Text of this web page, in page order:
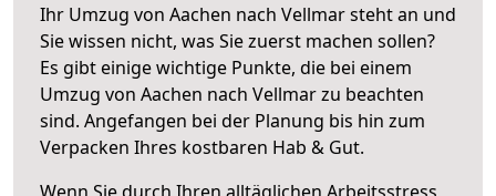
Ihr Umzug von Aachen nach Vellmar steht an und
Sie wissen nicht, was Sie zuerst machen sollen?
Es gibt einige wichtige Punkte, die bei einem
Umzug von Aachen nach Vellmar zu beachten
sind. Angefangen bei der Planung bis hin zum
Verpacken Ihres kostbaren Hab & Gut.